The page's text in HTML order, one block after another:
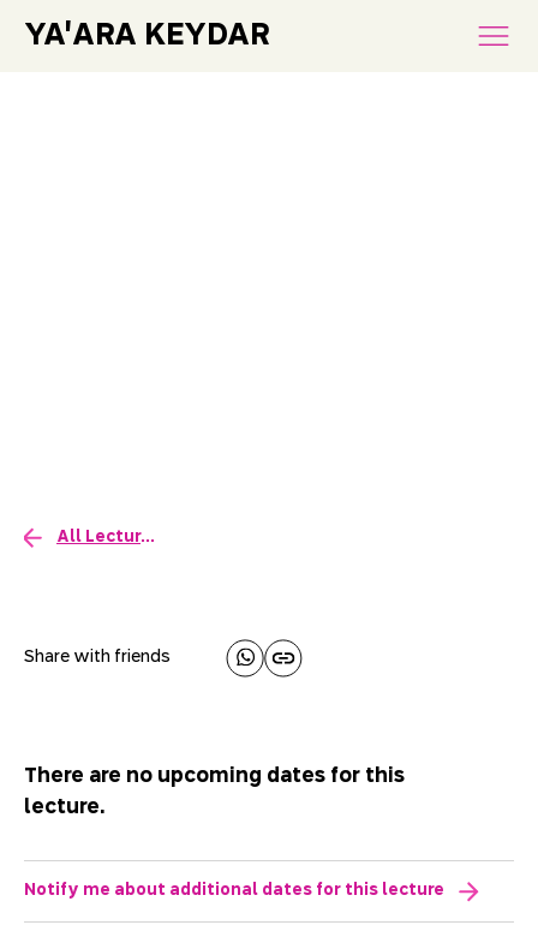
YA'ARA KEYDAR
All Lectures
Share with friends
There are no upcoming dates for this
lecture.
Notify me about additional dates for this lecture